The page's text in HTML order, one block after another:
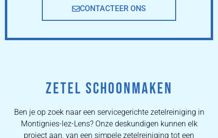
CONTACTEER ONS
ZETEL SCHOONMAKEN
Ben je op zoek naar een servicegerichte zetelreiniging in
Montignies-lez-Lens? Onze deskundigen kunnen elk
project aan, van een simpele zetelreiniging tot een